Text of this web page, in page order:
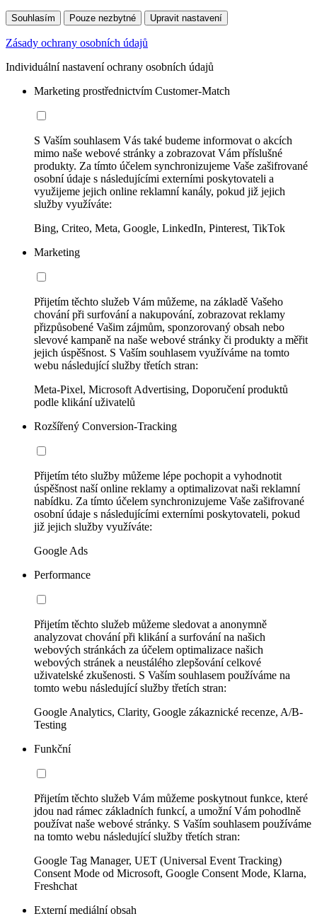
Souhlasím Pouze nezbytné Upravit nastavení
Zásady ochrany osobních údajů
Individuální nastavení ochrany osobních údajů
Marketing prostřednictvím Customer-Match
S Vaším souhlasem Vás také budeme informovat o akcích
mimo naše webové stránky a zobrazovat Vám příslušné
produkty. Za tímto účelem synchronizujeme Vaše zašifrované
osobní údaje s následujícími externími poskytovateli a
využijeme jejich online reklamní kanály, pokud již jejich
služby využíváte:
Bing, Criteo, Meta, Google, LinkedIn, Pinterest, TikTok
Marketing
Přijetím těchto služeb Vám můžeme, na základě Vašeho
chování při surfování a nakupování, zobrazovat reklamy
přizpůsobené Vašim zájmům, sponzorovaný obsah nebo
slevové kampaně na naše webové stránky či produkty a měřit
jejich úspěšnost. S Vaším souhlasem využíváme na tomto
webu následující služby třetích stran:
Meta-Pixel, Microsoft Advertising, Doporučení produktů
podle klikání uživatelů
Rozšířený Conversion-Tracking
Přijetím této služby můžeme lépe pochopit a vyhodnotit
úspěšnost naší online reklamy a optimalizovat naši reklamní
nabídku. Za tímto účelem synchronizujeme Vaše zašifrované
osobní údaje s následujícími externími poskytovateli, pokud
již jejich služby využíváte:
Google Ads
Performance
Přijetím těchto služeb můžeme sledovat a anonymně
analyzovat chování při klikání a surfování na našich
webových stránkách za účelem optimalizace našich
webových stránek a neustálého zlepšování celkové
uživatelské zkušenosti. S Vaším souhlasem používáme na
tomto webu následující služby třetích stran:
Google Analytics, Clarity, Google zákaznické recenze, A/B-
Testing
Funkční
Přijetím těchto služeb Vám můžeme poskytnout funkce, které
jdou nad rámec základních funkcí, a umožní Vám pohodlně
používat naše webové stránky. S Vaším souhlasem používáme
na tomto webu následující služby třetích stran:
Google Tag Manager, UET (Universal Event Tracking)
Consent Mode od Microsoft, Google Consent Mode, Klarna,
Freshchat
Externí mediální obsah